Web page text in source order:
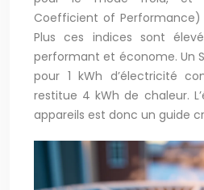
Coefficient of
Plus ces indices sont
performant et économe. Un
pour 1 kWh d’électricité
restitue 4 kWh de chaleur.
appareils est donc un guide